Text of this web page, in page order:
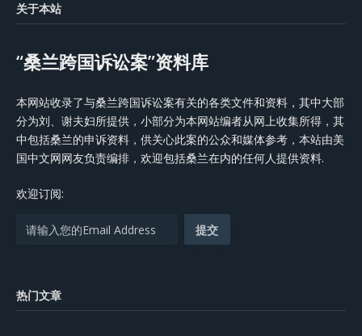
关于本站
“桑兰跨国诉讼案”资料库
本网站收录了与桑兰跨国诉讼案有关的各类文件和资料，其中大部
分为刘、谢夫妇所提供，小部分为本网站编者从网上收集所得，其
中包括桑兰的申诉资料，供关心此案的公众和媒体参考，本站由美
国中文网网友负责编排，欢迎包括桑兰在内的任何人提供资料.
欢迎订阅:
热门文章